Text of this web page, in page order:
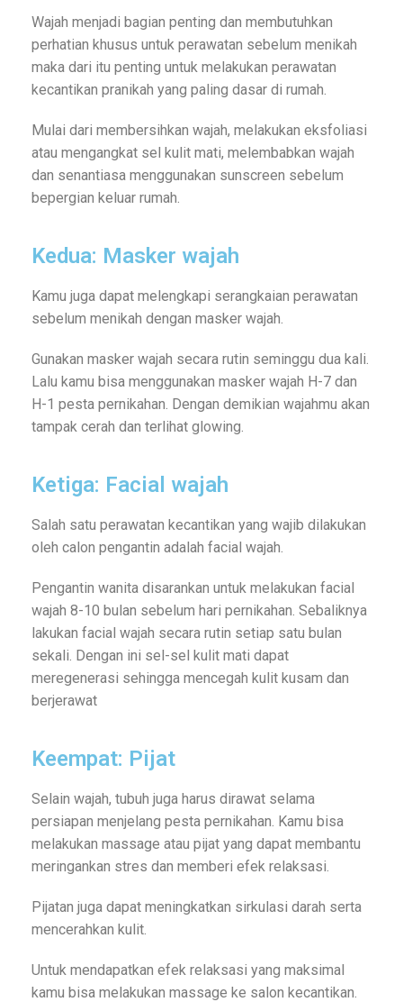
Wajah menjadi bagian penting dan membutuhkan
perhatian khusus untuk perawatan sebelum menikah
maka dari itu penting untuk melakukan perawatan
kecantikan pranikah yang paling dasar di rumah.
Mulai dari membersihkan wajah, melakukan eksfoliasi
atau mengangkat sel kulit mati, melembabkan wajah
dan senantiasa menggunakan sunscreen sebelum
bepergian keluar rumah.
Kedua: Masker wajah
Kamu juga dapat melengkapi serangkaian perawatan
sebelum menikah dengan masker wajah.
Gunakan masker wajah secara rutin seminggu dua kali.
Lalu kamu bisa menggunakan masker wajah H-7 dan
H-1 pesta pernikahan. Dengan demikian wajahmu akan
tampak cerah dan terlihat glowing.
Ketiga: Facial wajah
Salah satu perawatan kecantikan yang wajib dilakukan
oleh calon pengantin adalah facial wajah.
Pengantin wanita disarankan untuk melakukan facial
wajah 8-10 bulan sebelum hari pernikahan. Sebaliknya
lakukan facial wajah secara rutin setiap satu bulan
sekali. Dengan ini sel-sel kulit mati dapat
meregenerasi sehingga mencegah kulit kusam dan
berjerawat
Keempat: Pijat
Selain wajah, tubuh juga harus dirawat selama
persiapan menjelang pesta pernikahan. Kamu bisa
melakukan massage atau pijat yang dapat membantu
meringankan stres dan memberi efek relaksasi.
Pijatan juga dapat meningkatkan sirkulasi darah serta
mencerahkan kulit.
Untuk mendapatkan efek relaksasi yang maksimal
kamu bisa melakukan massage ke salon kecantikan.